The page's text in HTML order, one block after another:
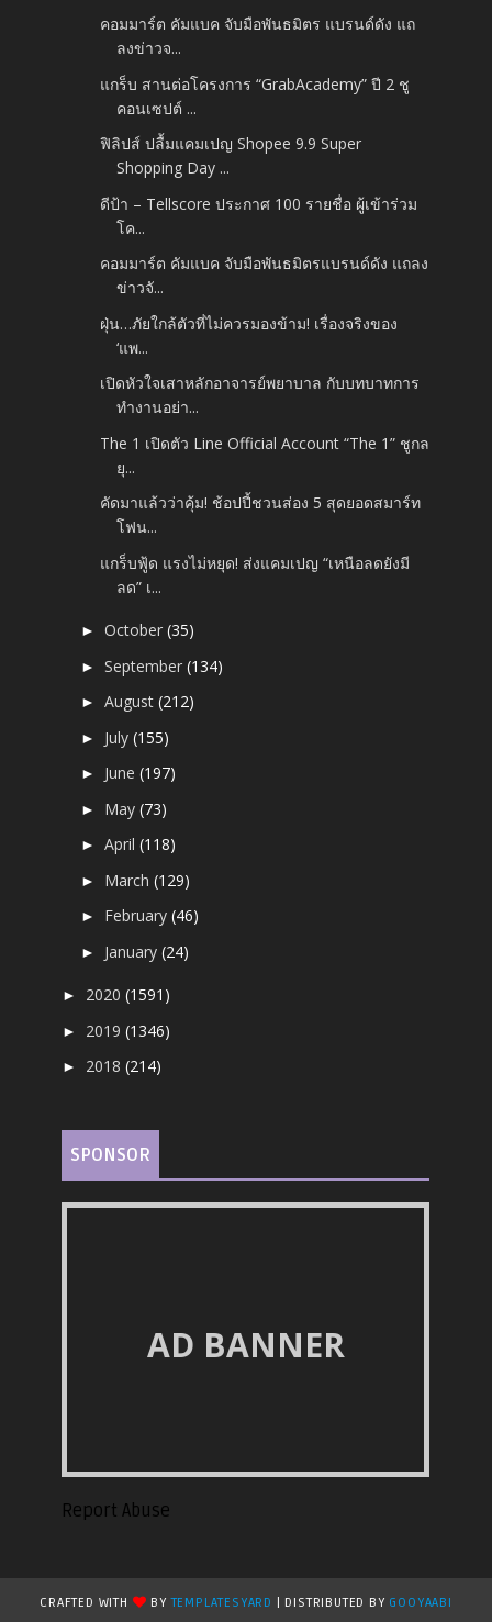
คอมมาร์ต คัมแบค จับมือพันธมิตร แบรนด์ดัง แถ
ลงข่าวจ...
แกร็บ สานต่อโครงการ “GrabAcademy” ปี 2 ชู
คอนเซปต์ ...
ฟิลิปส์ ปลื้มแคมเปญ Shopee 9.9 Super
Shopping Day ...
ดีป้า – Tellscore ประกาศ 100 รายชื่อ ผู้เข้าร่วม
โค...
คอมมาร์ต คัมแบค จับมือพันธมิตรแบรนด์ดัง แถลง
ข่าวจั...
ฝุ่น…ภัยใกล้ตัวที่ไม่ควรมองข้าม! เรื่องจริงของ
‘แพ...
เปิดหัวใจเสาหลักอาจารย์พยาบาล กับบทบาทการ
ทำงานอย่า...
The 1 เปิดตัว Line Official Account “The 1” ชูกล
ยุ...
คัดมาแล้วว่าคุ้ม! ช้อปปี้ชวนส่อง 5 สุดยอดสมาร์ท
โฟน...
แกร็บฟู้ด แรงไม่หยุด! ส่งแคมเปญ “เหนือลดยังมี
ลด” เ...
►October(35)
►September(134)
►August(212)
► July(155)
► June(197)
► May(73)
►April(118)
► March(129)
► February(46)
► January(24)
► 2020(1591)
► 2019(1346)
► 2018(214)
SPONSOR
AD BANNER
Report Abuse
CRAFTED WITH BYTEMPLATESYARD | DISTRIBUTED BY GOOYAABI